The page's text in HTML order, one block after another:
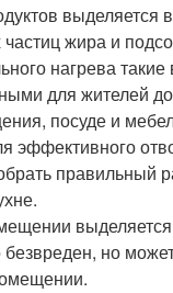
выделяется
жира и
нагрева
для жителей
посуде и
эффективного
правильный
но